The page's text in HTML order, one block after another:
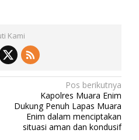
Kami
Pos berikutnya
Kapolres Muara Enim
Dukung Penuh Lapas Muara
Enim dalam menciptakan
situasi aman dan kondusif